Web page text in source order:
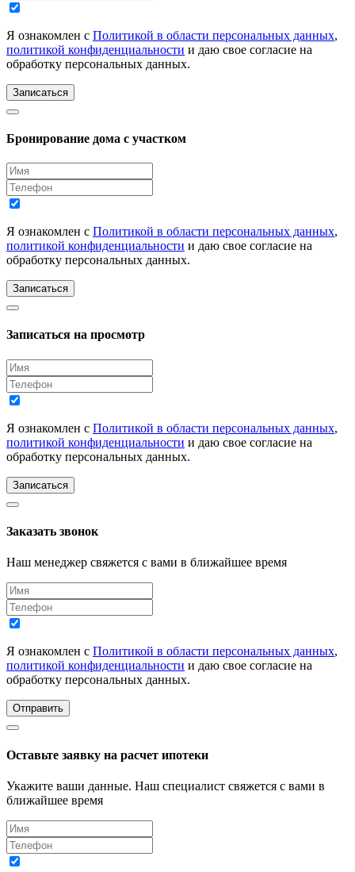
Я ознакомлен с Политикой в области персональных данных,
политикой конфиденциальности и даю свое согласие на
обработку персональных данных.
Записаться
Бронирование дома с участком
Я ознакомлен с Политикой в области персональных данных,
политикой конфиденциальности и даю свое согласие на
обработку персональных данных.
Записаться
Записаться на просмотр
Я ознакомлен с Политикой в области персональных данных,
политикой конфиденциальности и даю свое согласие на
обработку персональных данных.
Записаться
Заказать звонок
Наш менеджер свяжется с вами в ближайшее время
Я ознакомлен с Политикой в области персональных данных,
политикой конфиденциальности и даю свое согласие на
обработку персональных данных.
Отправить
Оставьте заявку на расчет ипотеки
Укажите ваши данные. Наш специалист свяжется с вами в
ближайшее время